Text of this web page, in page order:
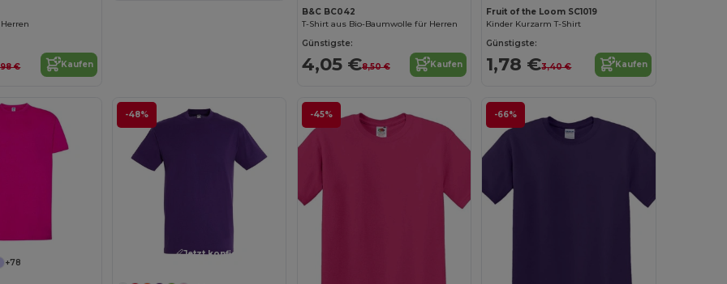
€ Kaufen
B&C BC042
T-Shirt aus Bio-Baumwolle für Herren
Günstigste:
4,05 €8,50 € Kaufen
Fruit of the Loom SC1019
Kinder Kurzarm T-Shirt
Günstigste:
1,78 €3,40 € Kaufen
+78
-48%
Jetzt konfigurieren!
-45% -66%